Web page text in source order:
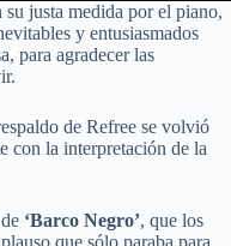
justa medida por el piano,
y entusiasmados
para agradecer las
de Refree se volvió
con la interpretación de la
‘Barco Negro’, que los